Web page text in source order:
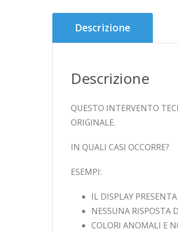
Descrizione
Descrizione
QUESTO INTERVENTO
ORIGINALE.
IN QUALI CASI OCCORRE?
ESEMPI:
IL DISPLAY
NESSUNA RISPOSTA
COLORI ANOMALI E